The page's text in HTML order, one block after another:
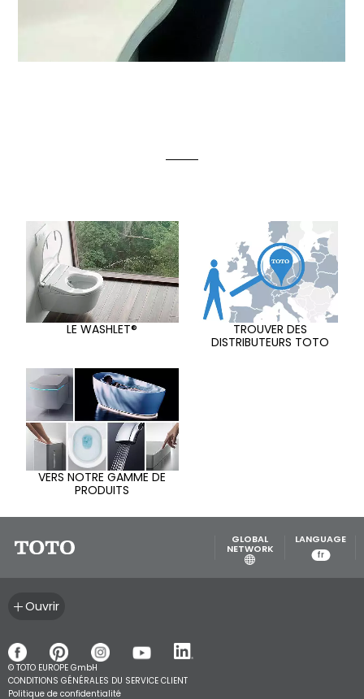
LE WASHLET®
TROUVER DES
DISTRIBUTEURS TOTO
VERS NOTRE GAMME DE
PRODUITS
GLOBAL
NETWORK
LANGUAGE
fr
Ouvrir
© TOTO EUROPE GmbH
CONDITIONS GÉNÉRALES DU SERVICE CLIENT
Politique de confidentialité